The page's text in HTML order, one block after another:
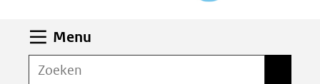
worden
toegestaan
Menu
Zoeken